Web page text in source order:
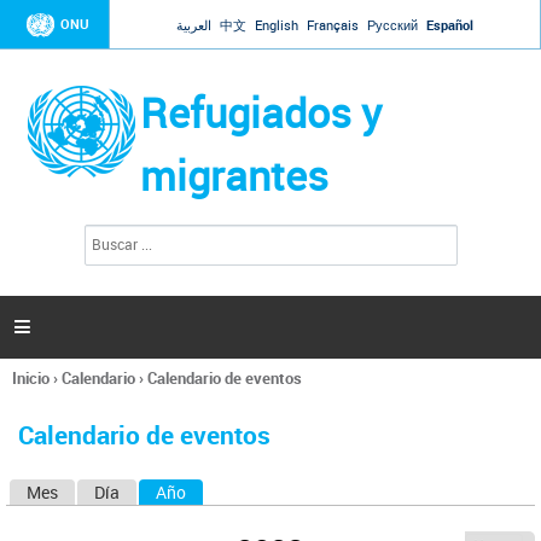
Jump to navigation
ONU العربية 中文 English Français Русский Español
Refugiados y
migrantes
l
s

Se
usted
Inicio›Calendario›Calendario de eventos
Calendario de eventos
Mes Día Año